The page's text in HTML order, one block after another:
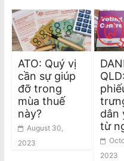
ATO: Quý vị
cần sự giúp
đỡ trong
mùa thuế
này?
August 30,
2023
dân
từ
2023